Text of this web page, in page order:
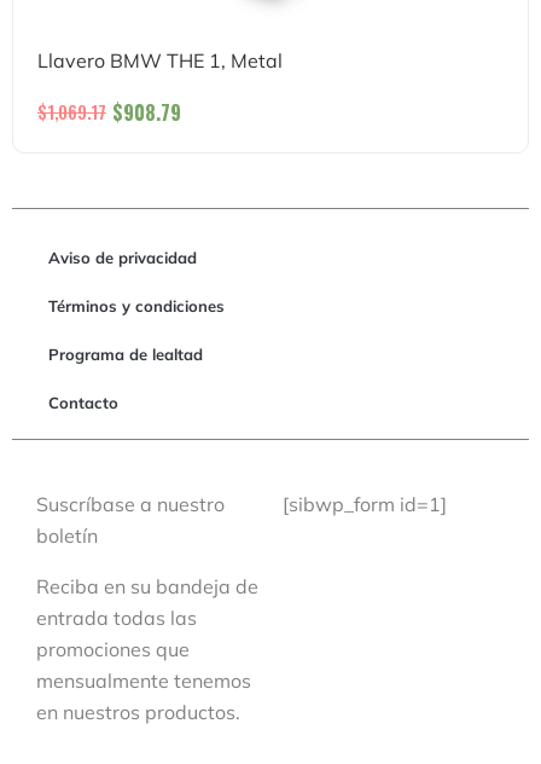
Llavero BMW THE 1, Metal
$1,069.17 $908.79
Aviso de privacidad
Términos y condiciones
Programa de lealtad
Contacto
Suscríbase a nuestro
boletín
Reciba en su bandeja de
entrada todas las
promociones que
mensualmente tenemos
en nuestros productos.
[sibwp_form id=1]